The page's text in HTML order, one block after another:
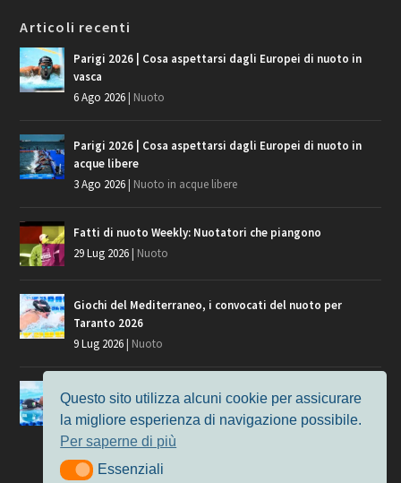
Articoli recenti
Parigi 2026 | Cosa aspettarsi dagli Europei di nuoto in
vasca
6 Ago 2026| Nuoto
Parigi 2026 | Cosa aspettarsi dagli Europei di nuoto in
acque libere
3 Ago 2026| Nuoto in acque libere
Fatti di nuoto Weekly: Nuotatori che piangono
29 Lug 2026| Nuoto
Giochi del Mediterraneo, i convocati del nuoto per
Taranto 2026
9 Lug 2026| Nuoto
Europei di Nuoto Parigi 2026: fra veterani e giovani, chi
7 Lug 2026
Nuoto
Questo sito utilizza alcuni cookie per assicurare
la migliore esperienza di navigazione possibile.
Per saperne di più
EssenzialiEssenziali